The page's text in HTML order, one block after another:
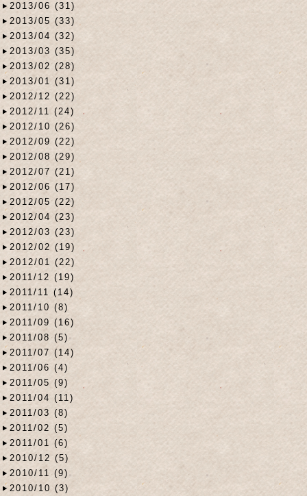
2013/06 (31)
2013/05 (33)
2013/04 (32)
2013/03 (35)
2013/02 (28)
2013/01 (31)
2012/12 (22)
2012/11 (24)
2012/10 (26)
2012/09 (22)
2012/08 (29)
2012/07 (21)
2012/06 (17)
2012/05 (22)
2012/04 (23)
2012/03 (23)
2012/02 (19)
2012/01 (22)
2011/12 (19)
2011/11 (14)
2011/10 (8)
2011/09 (16)
2011/08 (5)
2011/07 (14)
2011/06 (4)
2011/05 (9)
2011/04 (11)
2011/03 (8)
2011/02 (5)
2011/01 (6)
2010/12 (5)
2010/11 (9)
2010/10 (3)